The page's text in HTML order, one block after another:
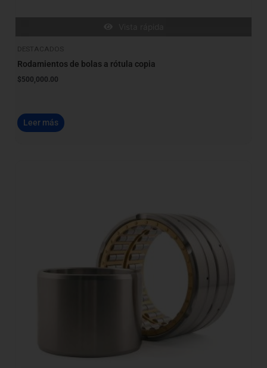
DESTACADOS
Rodamientos de bolas a rótula copia
$500,000.00
Leer más